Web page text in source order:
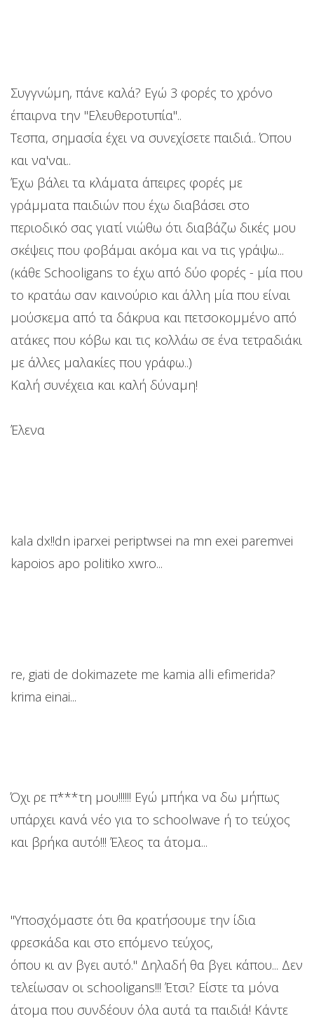
Συγγνώμη, πάνε καλά? Εγώ 3 φορές το χρόνο
έπαιρνα την "Ελευθεροτυπία"..
Τεσπα, σημασία έχει να συνεχίσετε παιδιά.. Όπου
και να'ναι..
Έχω βάλει τα κλάματα άπειρες φορές με
γράμματα παιδιών που έχω διαβάσει στο
περιοδικό σας γιατί νιώθω ότι διαβάζω δικές μου
σκέψεις που φοβάμαι ακόμα και να τις γράψω...
(κάθε Schooligans το έχω από δύο φορές - μία που
το κρατάω σαν καινούριο και άλλη μία που είναι
μούσκεμα από τα δάκρυα και πετσοκομμένο από
ατάκες που κόβω και τις κολλάω σε ένα τετραδιάκι
με άλλες μαλακίες που γράφω..)
Καλή συνέχεια και καλή δύναμη!
Έλενα
kala dx!!dn iparxei periptwsei na mn exei paremvei
kapoios apo politiko xwro...
re, giati de dokimazete me kamia alli efimerida?
krima einai...
Όχι ρε π***τη μου!!!!!! Εγώ μπήκα να δω μήπως
υπάρχει κανά νέο για το schoolwave ή το τεύχος
και βρήκα αυτό!!! Έλεος τα άτομα...
"Υποσχόμαστε ότι θα κρατήσουμε την ίδια
φρεσκάδα και στο επόμενο τεύχος,
όπου κι αν βγει αυτό." Δηλαδή θα βγει κάπου... Δεν
τελείωσαν οι schooligans!!! Έτσι? Είστε τα μόνα
άτομα που συνδέουν όλα αυτά τα παιδιά! Kάντε